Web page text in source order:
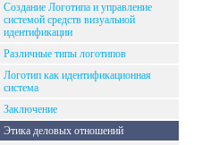
Создание Логотипа и управление
системой средств визуальной
идентификации
Различные типы логотипов
Логотип как идентификационная
система
Заключение
Этика деловых отношений